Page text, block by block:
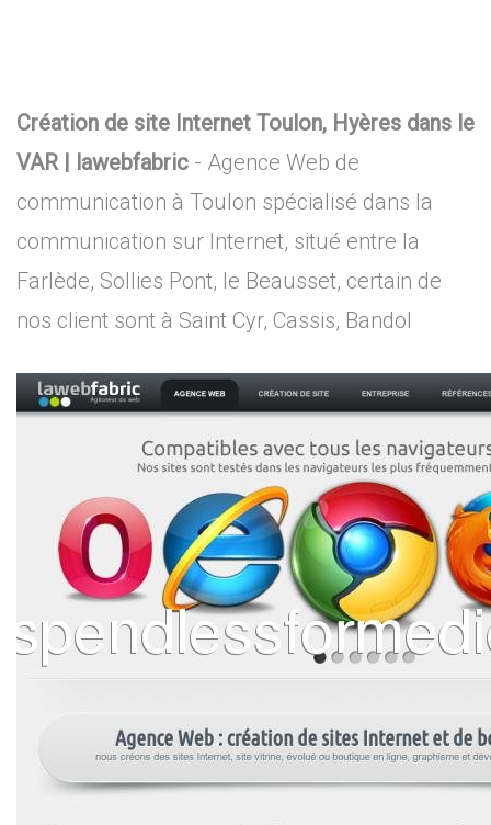
Création de site Internet Toulon, Hyères dans le
VAR | lawebfabric - Agence Web de
communication à Toulon spécialisé dans la
communication sur Internet, situé entre la
Farlède, Sollies Pont, le Beausset, certain de
nos client sont à Saint Cyr, Cassis, Bandol